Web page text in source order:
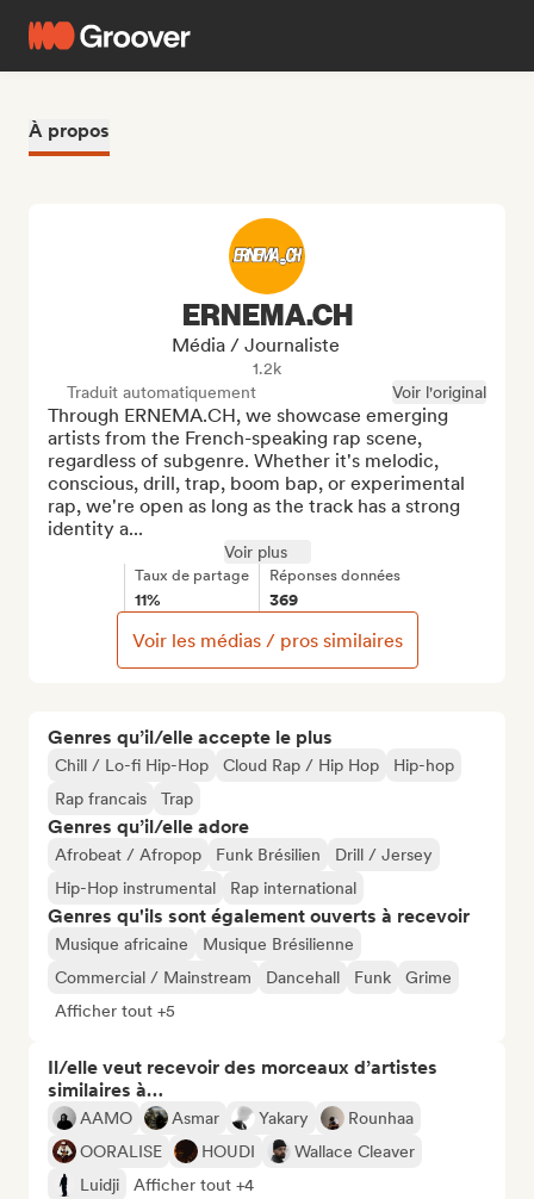
À propos
Genres qu’il/elle accepte le plus
Chill / Lo-fi Hip-Hop Cloud Rap / Hip Hop
Hip-hop
Rap francais
Trap
Genres qu’il/elle adore
Afrobeat / Afropop Funk Brésilien
Drill / Jersey
Hip-Hop instrumental
Rap international
Genres qu'ils sont également ouverts à recevoir
Musique africaine
Musique Brésilienne
Commercial / Mainstream
Dancehall Funk
Grime
Afficher tout +5
Il/elle veut recevoir des morceaux d’artistes
similaires à…
AAMO Asmar Yakary
Rounhaa
OORALISE
HOUDI
Wallace Cleaver
Luidji
Afficher tout +4
ERNEMA.CH
Média / Journaliste
1.2k
Traduit automatiquement
Voir l'original
Through ERNEMA.CH, we showcase emerging
artists from the French-speaking rap scene,
regardless of subgenre. Whether it's melodic,
conscious, drill, trap, boom bap, or experimental
rap, we're open as long as the track has a strong
identity a...
Voir plus
Taux de partage
11%
Réponses données
369
Voir les médias / pros similaires